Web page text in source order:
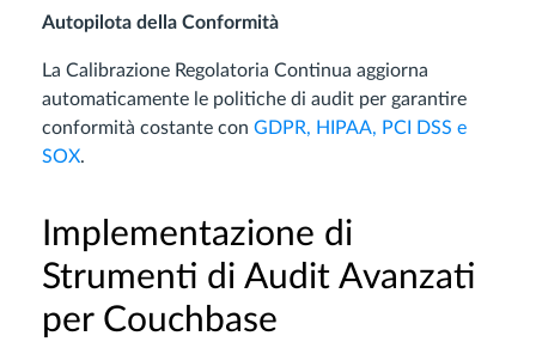
Autopilota della Conformità
La Calibrazione Regolatoria Continua aggiorna
automaticamente le politiche di audit per garantire
conformità costante con GDPR, HIPAA, PCI DSS e
SOX.
Implementazione di
Strumenti di Audit Avanzati
per Couchbase